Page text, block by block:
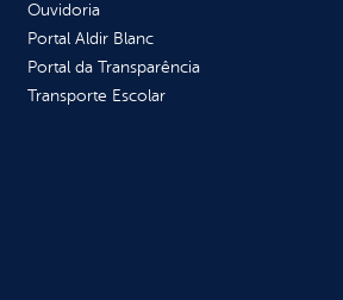
Ouvidoria
Portal Aldir Blanc
Portal da Transparência
Transporte Escolar